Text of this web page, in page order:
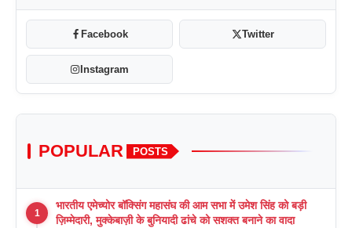
Facebook Twitter
Instagram
POPULAR POSTS
1
भारतीय एमेच्योर बॉक्सिंग महासंघ की आम सभा में उमेश सिंह को बड़ी
ज़िम्मेदारी, मुक्केबाज़ी के बुनियादी ढांचे को सशक्त बनाने का वादा